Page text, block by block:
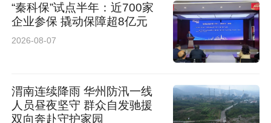
“秦科保”试点半年：近700家
企业参保 撬动保障超8亿元
2026-08-07
渭南连续降雨 华州防汛一线
人员昼夜坚守 群众自发驰援
双向奔赴守护家园